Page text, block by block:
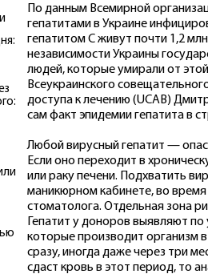
По данным Всемирной
гепатитами в Украине
гепатитом С живут почти 1,2
независимости Украины
людей, которые умирали от
Всеукраинского
доступа к лечению (UCAB)
сам факт эпидемии гепатита в
Любой вирусный гепатит —
Если оно переходит в
или раку печени. Подхватить
маникюрном кабинете, во время
стоматолога. Отдельная зона
Гепатит у доноров выявляют
которые производит организм
сразу, иногда даже через три
сдаст кровь в этот период, то